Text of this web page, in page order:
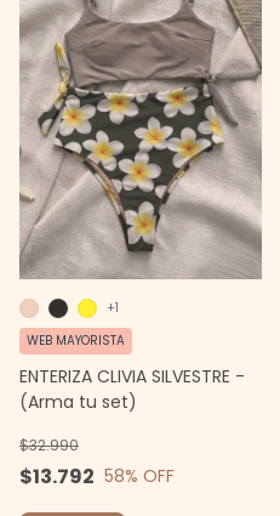
ENTERIZA CLIVIA SILVESTRE -
(Arma tu set)
$13.792
$32.990
58% OFF
WEB MAYORISTA
+1